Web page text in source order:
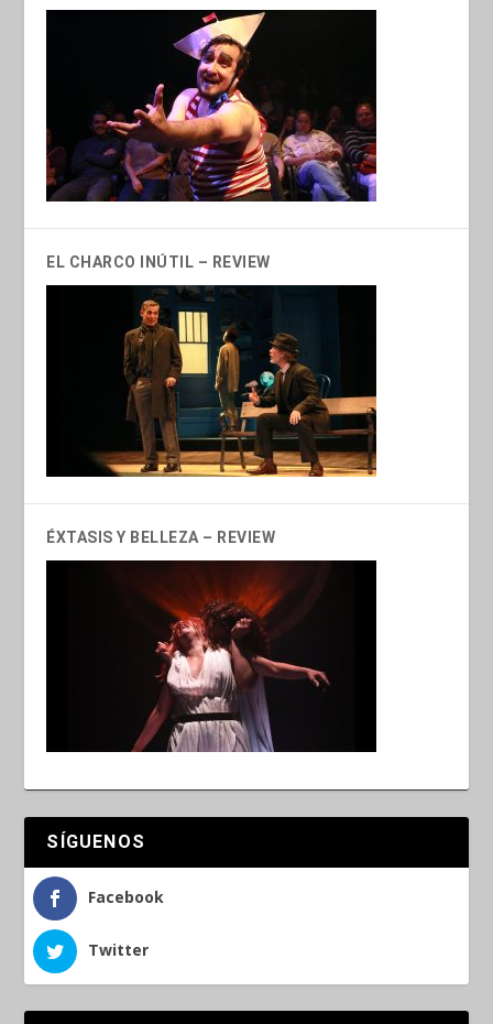
EL CHARCO INÚTIL – REVIEW
ÉXTASIS Y BELLEZA – REVIEW
SÍGUENOS
Facebook
Twitter